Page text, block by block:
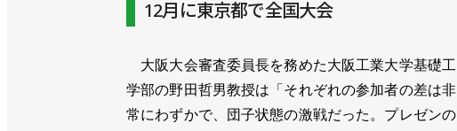
12月に東京都で全国大会
大阪大会審査委員長を務めた大阪工業大学基礎工
学部の野田哲男教授は「それぞれの参加者の差は非
常にわずかで、団子状態の激戦だった。プレゼンの